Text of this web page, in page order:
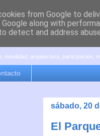
arquitectura, participación,
sábado, 20
El
from Google to
Google along with
detect and address